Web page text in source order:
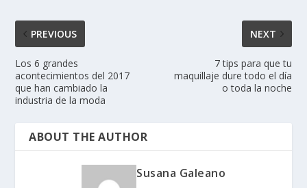
PREVIOUS
Los 6 grandes
acontecimientos del 2017
que han cambiado la
industria de la moda
NEXT
7 tips para que tu
maquillaje dure todo el día
o toda la noche
ABOUT THE AUTHOR
Susana Galeano